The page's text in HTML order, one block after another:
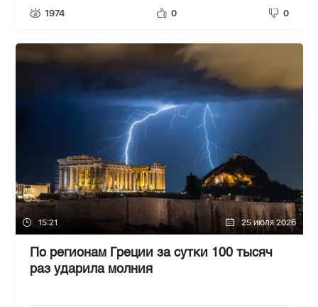
1974 0 0
15:21 25 июля 2026
По регионам Греции за сутки 100 тысяч
раз ударила молния